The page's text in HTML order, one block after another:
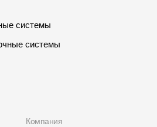
системы
системы
Компания